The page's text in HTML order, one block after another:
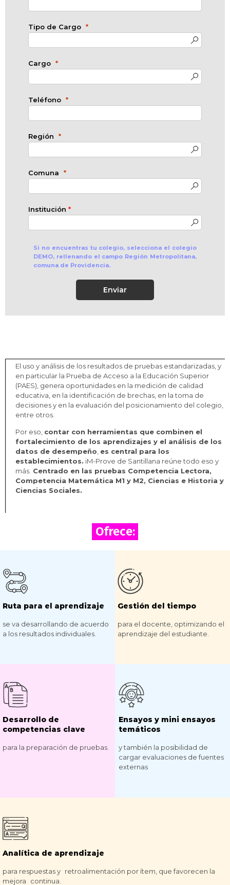
Tipo de Cargo
Cargo
Teléfono
Región
Comuna
Institución *
Si no encuentras tu colegio, selecciona el colegio
DEMO, rellenando el campo Región Metropolitana,
comuna de Providencia.
Enviar
El uso y análisis de los resultados de pruebas estandarizadas, y
en particular la Prueba de Acceso a la Educación Superior
(PAES), genera oportunidades en la medición de calidad
educativa, en la identificación de brechas, en la toma de
decisiones y en la evaluación del posicionamiento del colegio,
entre otros.
Por eso, contar con herramientas que combinen el
fortalecimiento de los aprendizajes y el análisis de los
datos de desempeño, es central para los
establecimientos. iM-Prove de Santillana reúne todo eso y
más. Centrado en las pruebas Competencia Lectora,
Competencia Matemática M1 y M2, Ciencias e Historia y
Ciencias Sociales.
Ofrece:
Ruta para el aprendizaje
se va desarrollando de acuerdo
a los resultados individuales.
Gestión del tiempo
para el docente, optimizando el
aprendizaje del estudiante.
Desarrollo de
competencias clave
para la preparación de pruebas.
Ensayos y mini ensayos
temáticos
y también la posibilidad de
cargar evaluaciones de fuentes
externas
Analítica de aprendizaje
para respuestas y retroalimentación por ítem, que favorecen la
mejora continua.